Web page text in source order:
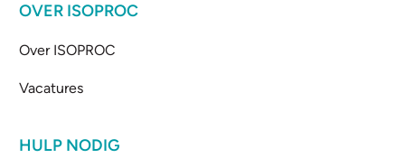
OVER ISOPROC
Over ISOPROC
Vacatures
HULP NODIG